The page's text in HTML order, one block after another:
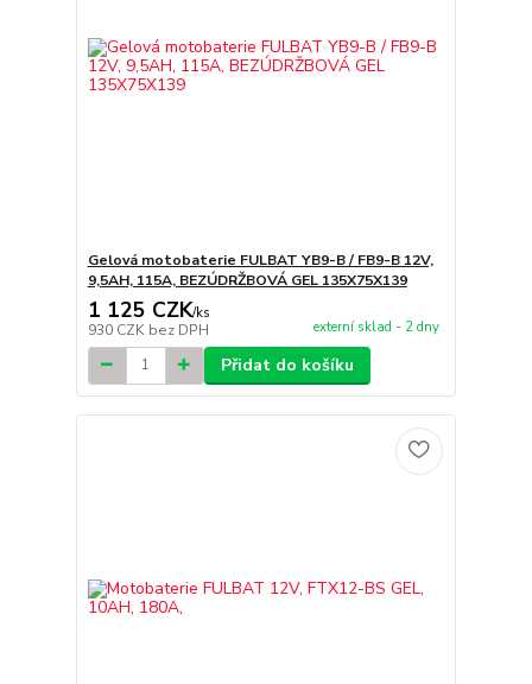
Gelová motobaterie FULBAT YB9-B / FB9-B 12V,
9,5AH, 115A, BEZÚDRŽBOVÁ GEL 135X75X139
1 125 CZK/ks
930 CZK bez DPH externí sklad - 2 dny
Přidat do košíku